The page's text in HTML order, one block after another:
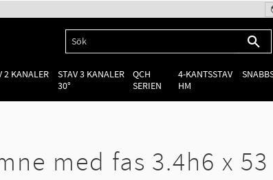
2 KANALER
STAV 3 KANALER
30°
QCH
SERIEN
4-KANTSSTAV
HM
med fas 3.4h6 x 53